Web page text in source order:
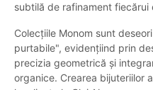
subtilă de rafinament fiecărui
Colecțiile Monom sunt
purtabile", evidențiind prin
precizia geometrică și
organice. Crearea bijuteriilor